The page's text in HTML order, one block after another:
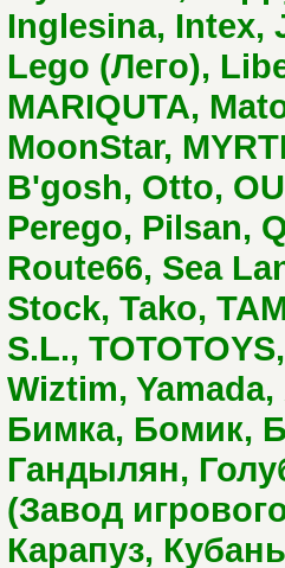
Inglesina, Intex,
Lego (Лего),
MARIQUTA,
MoonStar,
B'gosh, Otto,
Perego, Pilsan,
Route66, Sea
Stock, Tako,
S.L.,
Wiztim,
Бимка, Бомик,
Гандылян,
(Завод
Карапуз,